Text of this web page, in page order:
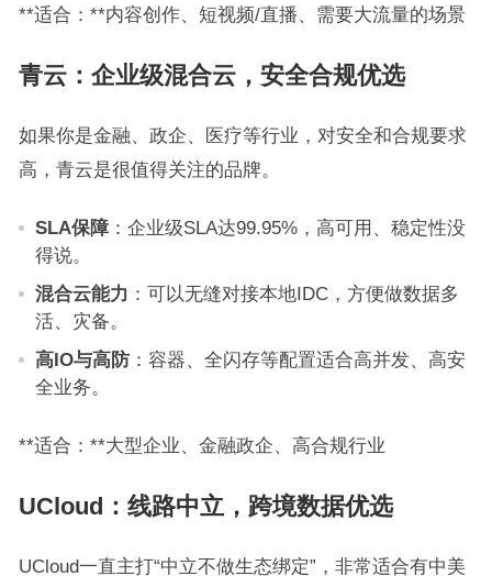
**适合：**内容创作、短视频/直播、需要大流量的场景
青云：企业级混合云，安全合规优选
如果你是金融、政企、医疗等行业，对安全和合规要求
高，青云是很值得关注的品牌。
SLA保障：企业级SLA达99.95%，高可用、稳定性没
得说。
混合云能力 ：可以无缝对接本地IDC，方便做数据多
活、灾备。
高IO与高防：容器、全闪存等配置适合高并发、高安
全业务。
**适合：**大型企业、金融政企、高合规行业
UCloud：线路中立，跨境数据优选
UCloud一直主打“中立不做生态绑定”，非常适合有中美